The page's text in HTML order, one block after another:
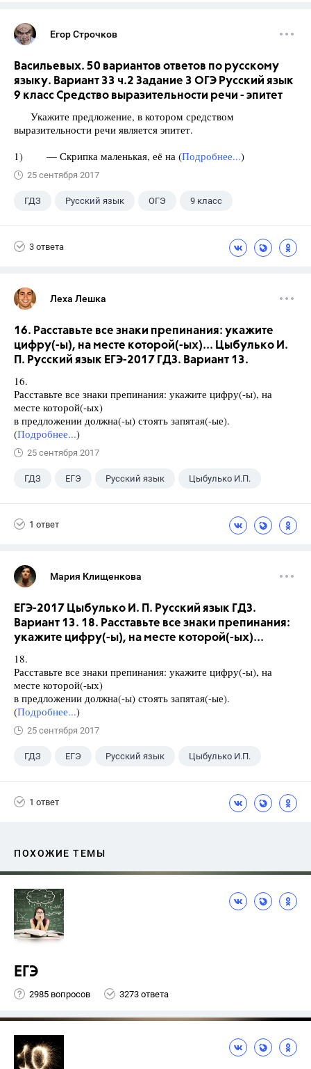
Егор Строчков
Васильевых. 50 вариантов ответов по русскому
языку. Вариант 33 ч.2 Задание 3 ОГЭ Русский язык
9 класс Средство выразительности речи - эпитет
Укажите предложение, в котором средством
выразительности речи является эпитет.
1) — Скрипка маленькая, её на (Подробнее...)
25 сентября 2017
ГДЗ Русский язык ОГЭ 9 класс
3 ответа
Леха Лешка
16. Расставьте все знаки препинания: укажите
цифру(-ы), на месте которой(-ых)... Цыбулько И.
П. Русский язык ЕГЭ-2017 ГДЗ. Вариант 13.
16.
Расставьте все знаки препинания: укажите цифру(-ы), на
месте которой(-ых)
в предложении должна(-ы) стоять запятая(-ые).
(Подробнее...)
25 сентября 2017
ГДЗ ЕГЭ Русский язык Цыбулько И.П.
1 ответ
Мария Клищенкова
ЕГЭ-2017 Цыбулько И. П. Русский язык ГДЗ.
Вариант 13. 18. Расставьте все знаки препинания:
укажите цифру(-ы), на месте которой(-ых)...
18.
Расставьте все знаки препинания: укажите цифру(-ы), на
месте которой(-ых)
в предложении должна(-ы) стоять запятая(-ые).
(Подробнее...)
25 сентября 2017
ГДЗ ЕГЭ Русский язык Цыбулько И.П.
1 ответ
ПОХОЖИЕ ТЕМЫ
ЕГЭ
2985 вопросов 3273 ответа